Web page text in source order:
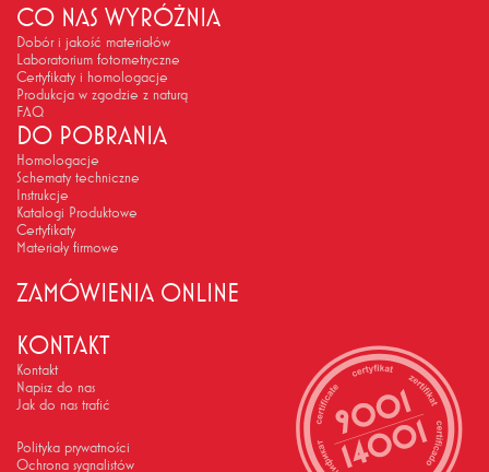
CO NAS WYRÓŻNIA
Dobór i jakość materiałów
Laboratorium fotometryczne
Certyfikaty i homologacje
Produkcja w zgodzie z naturą
FAQ
DO POBRANIA
Homologacje
Schematy techniczne
Instrukcje
Katalogi Produktowe
Certyfikaty
Materiały firmowe
ZAMÓWIENIA ONLINE
KONTAKT
Kontakt
Napisz do nas
Jak do nas trafić
Polityka prywatności
Ochrona sygnalistów